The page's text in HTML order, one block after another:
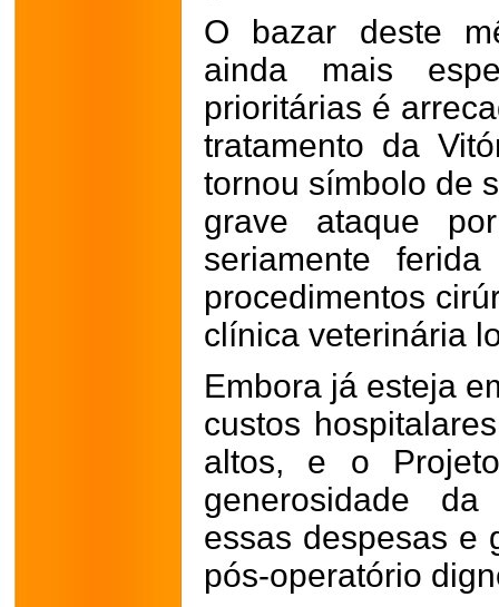
O bazar deste
ainda mais
prioritárias é
tratamento da
tornou símbolo de
grave ataque
seriamente
procedimentos
clínica veterinária
Embora já esteja
custos
altos, e o
generosidade
essas despesas e
pós-operatório